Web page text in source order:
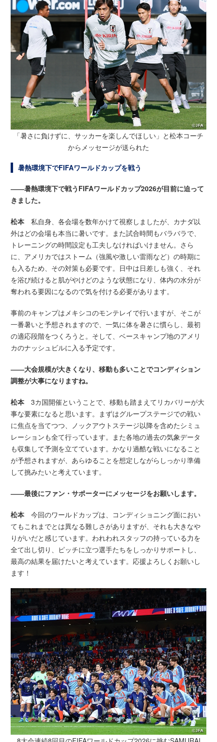
「暑さに負けずに、サッカーを楽しんでほしい」と松本コーチ
からメッセージが送られた
暑熱環境下でFIFAワールドカップを戦う
――暑熱環境下で戦うFIFAワールドカップ2026が目前に迫って
きました。
松本 私自身、各会場を数年かけて視察しましたが、カナダ以
外はどの会場も本当に暑いです。また試合時間もバラバラで、
トレーニングの時間設定も工夫しなければいけません。さら
に、アメリカではストーム（強風や激しい雷雨など）の時期に
も入るため、その対策も必要です。日中は日差しも強く、それ
を浴び続けると肌がやけどのような状態になり、体内の水分が
奪われる要因になるので気を付ける必要があります。
事前のキャンプはメキシコのモンテレイで行いますが、そこが
一番暑いと予想されますので、一気に体を暑さに慣らし、最初
の適応段階をつくろうと。そして、ベースキャンプ地のアメリ
カのナッシュビルに入る予定です。
――大会規模が大きくなり、移動も多いことでコンディション
調整が大事になりますね。
松本 3カ国開催ということで、移動も踏まえてリカバリーが大
事な要素になると思います。まずはグループステージでの戦い
に焦点を当てつつ、ノックアウトステージ以降を含めたシミュ
レーションも全て行っています。また各地の過去の気象データ
も収集して予測を立てています。かなり過酷な戦いになること
が予想されますが、あらゆることを想定しながらしっかり準備
して挑みたいと考えています。
――最後にファン・サポーターにメッセージをお願いします。
松本 今回のワールドカップは、コンディショニング面におい
てもこれまでとは異なる難しさがありますが、それも大きなや
りがいだと感じています。われわれスタッフの持っている力を
全て出し切り、ピッチに立つ選手たちをしっかりサポートし、
最高の結果を届けたいと考えています。応援よろしくお願いし
ます！